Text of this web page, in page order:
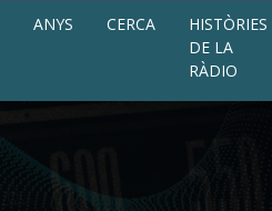
ANYS CERCA
HISTÒRIES
DE LA
RÀDIO